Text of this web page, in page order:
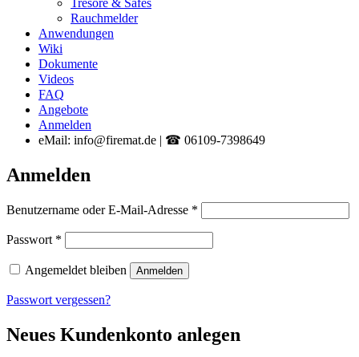
Tresore & Safes
Rauchmelder
Anwendungen
Wiki
Dokumente
Videos
FAQ
Angebote
Anmelden
eMail: info@firemat.de | ☎ 06109-7398649
Anmelden
Benutzername oder E-Mail-Adresse *
Passwort *
Angemeldet bleiben Anmelden
Passwort vergessen?
Neues Kundenkonto anlegen